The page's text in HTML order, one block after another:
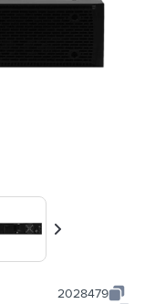
Вперед
2028479